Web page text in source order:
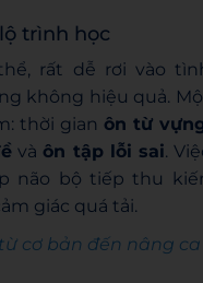
trình học
rất dễ rơi vào
không hiệu quả.
thời gian ôn từ
và ôn tập lỗi sai.
não bộ tiếp thu
giác quá tải.
cơ bản đến nâng ca